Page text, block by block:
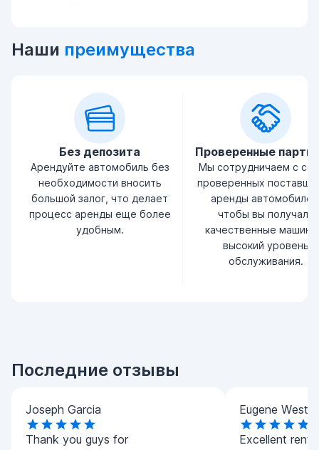
Наши преимущества
Без депозита
Арендуйте автомобиль без
необходимости вносить
большой залог, что делает
процесс аренды еще более
удобным.
Проверенные
Мы сотрудничаем с
проверенных
аренды
чтобы вы получали
качественные
высокий уровень
обслуживания.
Последние отзывы
Joseph Garcia
Thank you guys for
Eugene West
Excellent